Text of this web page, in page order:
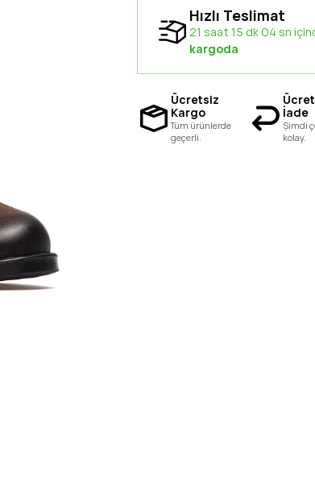
Hızlı Teslimat
21 saat 15 dk 03 sn
kargoda
Ücretsiz
Kargo
Tüm ürünlerde
geçerli.
İade
Şimdi
kolay.